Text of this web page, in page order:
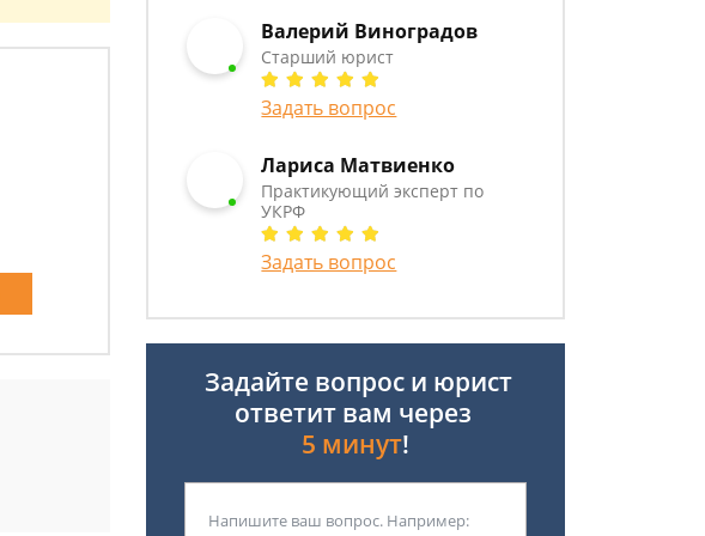
Валерий Виноградов
Старший юрист
Задать вопрос
Лариса Матвиенко
Практикующий эксперт по
УКРФ
Задать вопрос
Задайте вопрос и юрист
ответит вам через
5 минут!